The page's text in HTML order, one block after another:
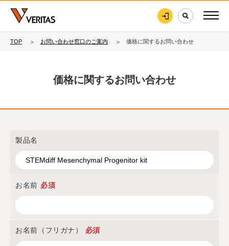
TOP お問い合わせ窓口のご案内 価格に関するお問い合わせ
価格に関するお問い合わせ
製品名
お名前 必須
お名前（フリガナ） 必須